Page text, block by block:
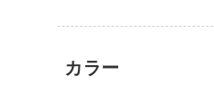
カラー